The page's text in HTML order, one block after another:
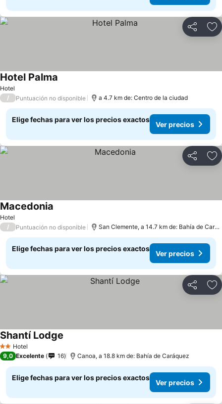
Compartir
Hotel
Hotel Palma
/ Puntuación no disponible a 4.7 km de: Centro de la ciudad
Elige fechas para ver los precios exactos
Ver precios
Compartir
Hotel
Macedonia
/ Puntuación no disponible San Clemente, a 14.7 km de: Bahía de
Elige fechas para ver los precios exactos
Ver precios
Compartir
2 Estrellas
Hotel
Shantí Lodge
9,0 Excelente 16 Canoa, a 18.8 km de: Bahía de Caráquez
Elige fechas para ver los precios exactos
Ver precios